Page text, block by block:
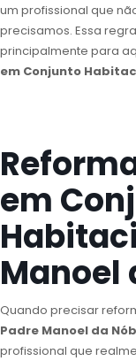
um profissional que
precisamos. Essa
principalmente para
em Conjunto
em
Manoel
Quando precisar
Padre Manoel da
profissional que